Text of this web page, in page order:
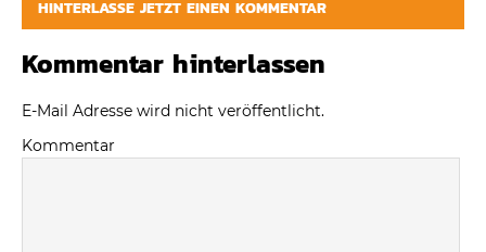
HINTERLASSE JETZT EINEN KOMMENTAR
Kommentar hinterlassen
E-Mail Adresse wird nicht veröffentlicht.
Kommentar